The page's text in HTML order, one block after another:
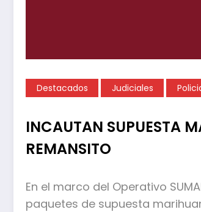
Destacados Judiciales
INCAUTAN SUPUESTA
REMANSITO
En el marco del Operativo
paquetes de supuesta